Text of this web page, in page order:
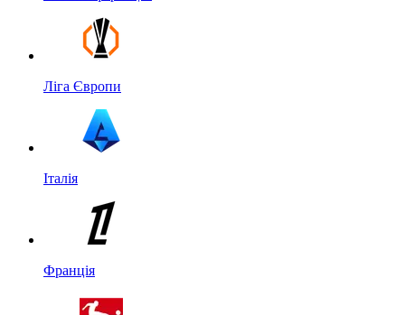
Ліга Європи
Італія
Франція